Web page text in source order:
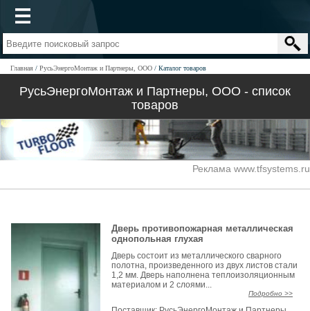
Главная РусьЭнергоМонтаж и Партнеры, ООО Каталог товаров
РусьЭнергоМонтаж и Партнеры, ООО - список
товаров
Реклама www.tfsystems.ru
Дверь противопожарная металлическая
однопольная глухая
Дверь состоит из металлического сварного
полотна, произведенного из двух листов стали
1,2 мм. Дверь наполнена теплоизоляционным
материалом и 2 слоями...
Подробно >>